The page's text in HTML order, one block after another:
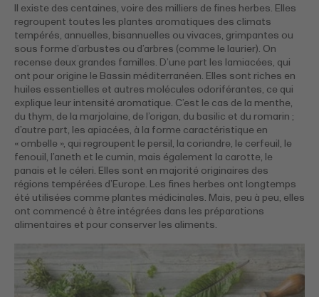
Il existe des centaines, voire des milliers de fines herbes. Elles
regroupent toutes les plantes aromatiques des climats
tempérés, annuelles, bisannuelles ou vivaces, grimpantes ou
sous forme d’arbustes ou d’arbres (comme le laurier). On
recense deux grandes familles. D’une part les lamiacées, qui
ont pour origine le Bassin méditerranéen. Elles sont riches en
huiles essentielles et autres molécules odoriférantes, ce qui
explique leur intensité aromatique. C’est le cas de la menthe,
du thym, de la marjolaine, de l’origan, du basilic et du romarin ;
d’autre part, les apiacées, à la forme caractéristique en
« ombelle », qui regroupent le persil, la coriandre, le cerfeuil, le
fenouil, l’aneth et le cumin, mais également la carotte, le
panais et le céleri. Elles sont en majorité originaires des
régions tempérées d’Europe. Les fines herbes ont longtemps
été utilisées comme plantes médicinales. Mais, peu à peu, elles
ont commencé à être intégrées dans les préparations
alimentaires et pour conserver les aliments.